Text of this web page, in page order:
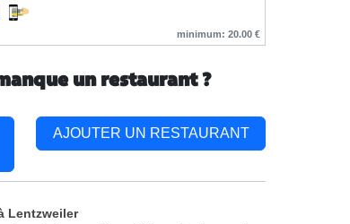
minimum: 20.00 €
un restaurant ?
AJOUTER UN RESTAURANT
Lentzweiler